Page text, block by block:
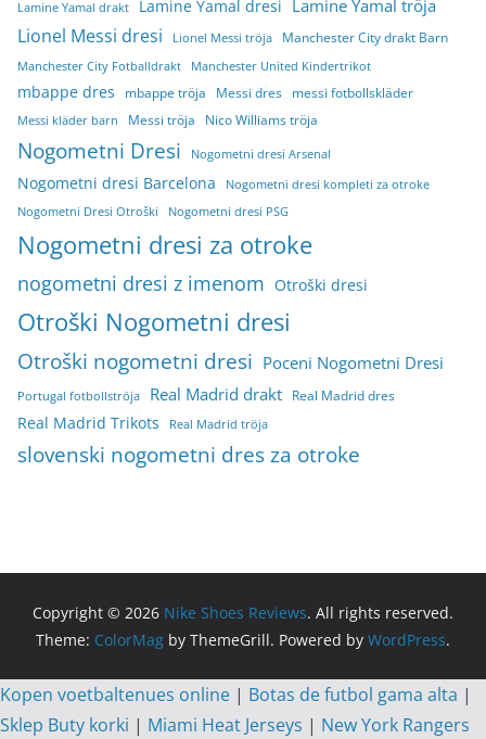
Lamine Yamal drakt Lamine Yamal dresi Lamine Yamal tröja
Lionel Messi dresi Lionel Messi tröja Manchester City drakt Barn
Manchester City Fotballdrakt Manchester United Kindertrikot
mbappe dres mbappe tröja Messi dres messi fotbollskläder
Messi kläder barn Messi tröja Nico Williams tröja
Nogometni Dresi Nogometni dresi Arsenal
Nogometni dresi Barcelona
Nogometni dresi kompleti za otroke
Nogometni Dresi Otroški
Nogometni dresi PSG
Nogometni dresi za otroke
nogometni dresi z imenom Otroški dresi
Otroški Nogometni dresi
Otroški nogometni dresi Poceni Nogometni Dresi
Portugal fotbollströja Real Madrid drakt Real Madrid dres
Real Madrid Trikots Real Madrid tröja
slovenski nogometni dres za otroke
Copyright © 2026 Nike Shoes Reviews. All rights reserved.
Theme: ColorMag by ThemeGrill. Powered by WordPress.
Kopen voetbaltenues online | Botas de futbol gama alta |
Sklep Buty korki | Miami Heat Jerseys | New York Rangers